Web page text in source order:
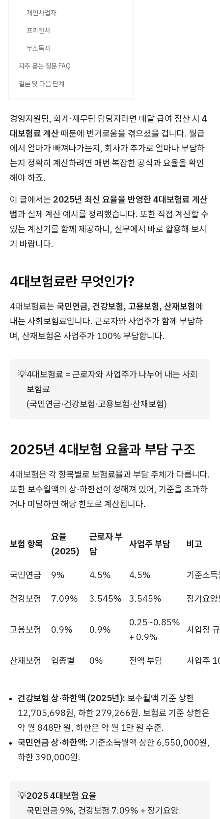
개인사업자
프리랜서
무소득자
자주 묻는 질문 FAQ
결론 및 다음 단계
경영지원팀, 회계·재무팀 담당자라면 매달 급여 정산 시 4
대보험료 계산 때문에 번거로움을 겪으셨을 겁니다. 월급
에서 얼마가 빠져나가는지, 회사가 추가로 얼마나 부담하
는지 정확히 계산하려면 매번 복잡한 공식과 요율을 확인
해야 하죠.
이 글에서는 2025년 최신 요율을 반영한 4대보험료 계산
법과 실제 계산 예시를 정리했습니다. 또한 직접 계산할 수
있는 계산기를 함께 제공하니, 실무에서 바로 활용해 보시
기 바랍니다.
4대보험료란 무엇인가?
4대보험료는 국민연금, 건강보험, 고용보험, 산재보험에
내는 사회보험료입니다. 근로자와 사업주가 함께 부담하
며, 산재보험은 사업주가 100% 부담합니다.
💡4대보험료 = 근로자와 사업주가 나누어 내는 사회
보험료
(국민연금·건강보험·고용보험·산재보험)
2025년 4대보험 요율과 부담 구조
4대보험은 각 항목별로 보험료율과 부담 주체가 다릅니다.
또한 보수월액의 상·하한선이 정해져 있어, 기준을 초과하
거나 미달하면 해당 한도로 계산됩니다.
보험 항목
요율
(2025)
근로자 부
담
사업주 부담 비고
국민연금 9% 4.5% 4.5% 기준소득
건강보험 7.09% 3.545% 3.545% 장기요
고용보험 0.9% 0.9%
0.25~0.85%
+ 0.9%
사업장
산재보험 업종별 0% 전액 부담 사업주
건강보험 상·하한액 (2025년): 보수월액 기준 상한
12,705,698원, 하한 279,266원. 보험료 기준 상한은
약 월 848만 원, 하한은 약 월 1만 원 수준.
국민연금 상·하한액: 기준소득월액 상한 6,550,000원,
하한 390,000원.
💡2025 4대보험 요율
국민연금 9%, 건강보험 7.09% + 장기요양